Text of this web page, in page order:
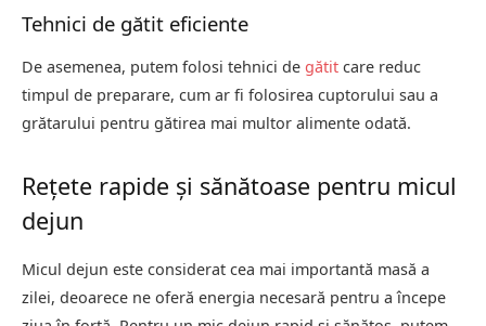
Tehnici de gătit eficiente
De asemenea, putem folosi tehnici de gătit care reduc
timpul de preparare, cum ar fi folosirea cuptorului sau a
grătarului pentru gătirea mai multor alimente odată.
Rețete rapide și sănătoase pentru micul
dejun
Micul dejun este considerat cea mai importantă masă a
zilei, deoarece ne oferă energia necesară pentru a începe